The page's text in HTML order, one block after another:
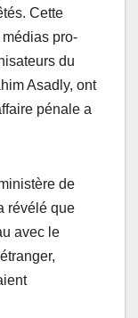
Cette
pro-
du
Asadly, ont
pénale a
de
révélé que
avec le